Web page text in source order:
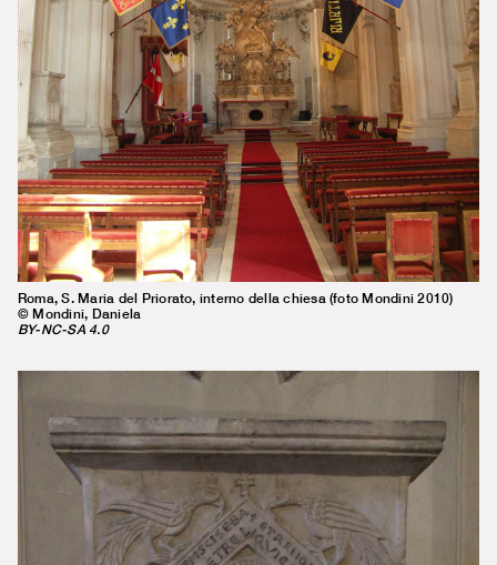
Roma, S. Maria del Priorato, interno della chiesa (foto Mondini 2010)
© Mondini, Daniela
BY-NC-SA 4.0